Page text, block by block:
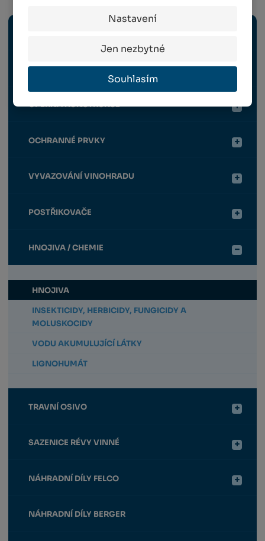
Nastavení
Jen nezbytné
Souhlasím
RUČNÍ NÁŘADÍ
OPĚRNÁ KONSTRUKCE
OCHRANNÉ PRVKY
VYVAZOVÁNÍ VINOHRADU
POSTŘIKOVAČE
HNOJIVA / CHEMIE
HNOJIVA
INSEKTICIDY, HERBICIDY, FUNGICIDY A
MOLUSKOCIDY
VODU AKUMULUJÍCÍ LÁTKY
LIGNOHUMÁT
TRAVNÍ OSIVO
SAZENICE RÉVY VINNÉ
NÁHRADNÍ DÍLY FELCO
NÁHRADNÍ DÍLY BERGER